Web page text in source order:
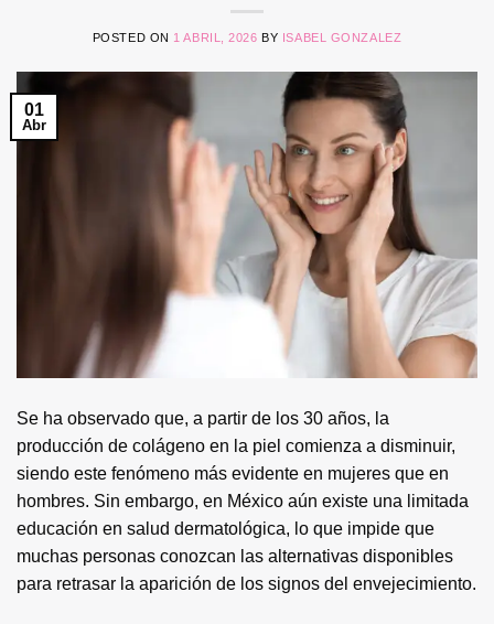
POSTED ON 1 ABRIL, 2026 BY ISABEL GONZALEZ
01
Abr
Se ha observado que, a partir de los 30 años, la
producción de colágeno en la piel comienza a disminuir,
siendo este fenómeno más evidente en mujeres que en
hombres. Sin embargo, en México aún existe una limitada
educación en salud dermatológica, lo que impide que
muchas personas conozcan las alternativas disponibles
para retrasar la aparición de los signos del envejecimiento.